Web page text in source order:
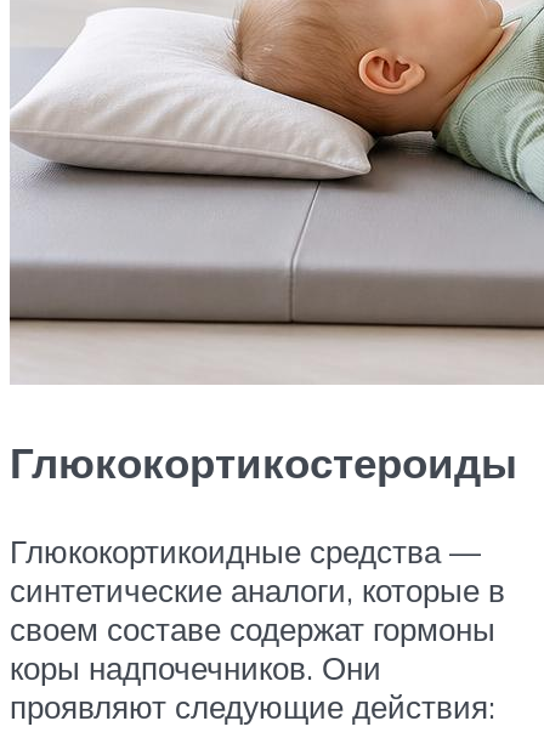
Глюкокортикостероиды
Глюкокортикоидные средства —
синтетические аналоги, которые в
своем составе содержат гормоны
коры надпочечников. Они
проявляют следующие действия: